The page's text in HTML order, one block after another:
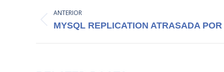
POST:
ANTERIOR
Post
MYSQL REPLICATION ATRASADA